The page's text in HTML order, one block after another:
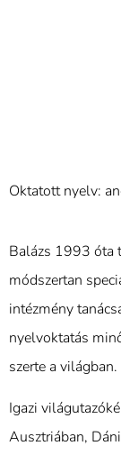
Oktatott nyelv:
Balázs 1993 óta
módszertan
intézmény
nyelvoktatás
szerte a világban.
Igazi
Ausztriában,